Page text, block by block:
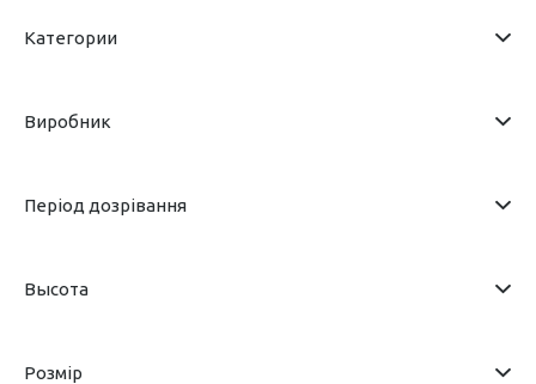
Категории
Виробник
Період дозрівання
Высота
Розмір